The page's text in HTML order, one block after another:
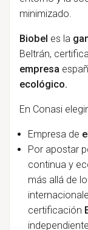
minimizado.
Biobel es la
Beltrán,
empresa
ecológico.
En Conasi
Empresa de
Por apostar
continua y
más allá de
certificación